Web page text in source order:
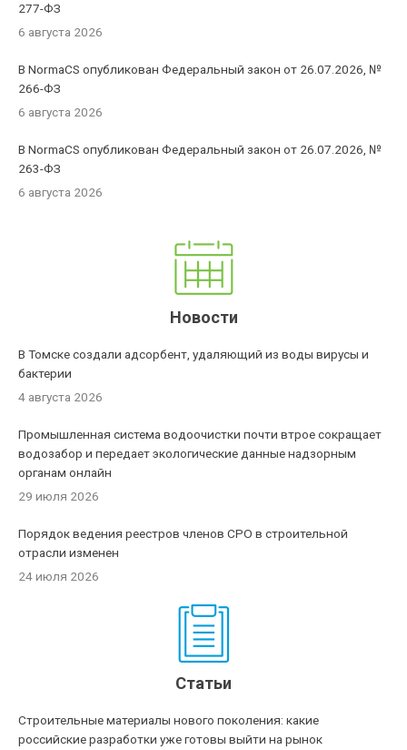
277-ФЗ
6 августа 2026
В NormaCS опубликован Федеральный закон от 26.07.2026, №
266-ФЗ
6 августа 2026
В NormaCS опубликован Федеральный закон от 26.07.2026, №
263-ФЗ
6 августа 2026
Новости
В Томске создали адсорбент, удаляющий из воды вирусы и
бактерии
4 августа 2026
Промышленная система водоочистки почти втрое сокращает
водозабор и передает экологические данные надзорным
органам онлайн
29 июля 2026
Порядок ведения реестров членов СРО в строительной
отрасли изменен
24 июля 2026
Статьи
Строительные материалы нового поколения: какие
российские разработки уже готовы выйти на рынок